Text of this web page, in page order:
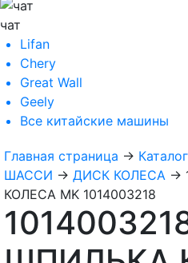
чат
Lifan
Chery
Great Wall
Geely
Все китайские машины
Главная страница → Каталог
ШАССИ → ДИСК КОЛЕСА →
КОЛЕСА MK 1014003218